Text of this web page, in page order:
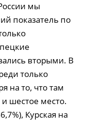
мы
показатель по
вторыми. В
только
на то, что там
шестое место.
Курская на